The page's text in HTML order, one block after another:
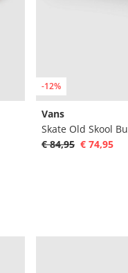
-12%
Vans
Skate Old Skool
€ 84,95 € 74,95